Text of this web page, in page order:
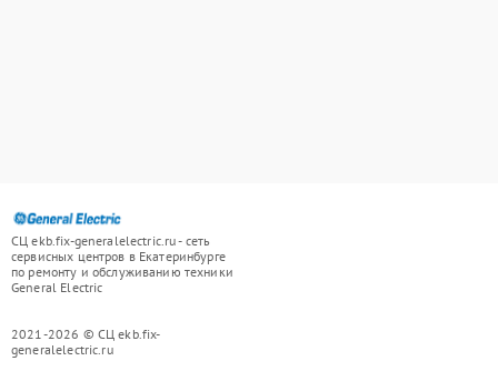
СЦ ekb.fix-generalelectric.ru - сеть
сервисных центров в Екатеринбурге
по ремонту и обслуживанию техники
General Electric
2021-2026 © СЦ ekb.fix-
generalelectric.ru